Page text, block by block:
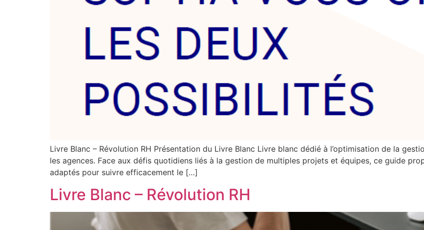
Livre Blanc – Révolution RH Présentation du Livre Blanc Livre blanc dédié à l’optimisation de la
les agences. Face aux défis quotidiens liés à la gestion de multiples projets et équipes, ce guide
adaptés pour suivre efficacement le […]
Livre Blanc – Révolution RH